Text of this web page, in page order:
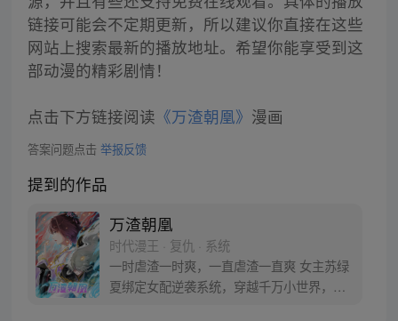
链接可能会不定期更新，所以建议你直接在这些
网站上搜索最新的播放地址。希望你能享受到这
部动漫的精彩剧情！
点击下方链接阅读 《万渣朝凰》 漫画
答案问题点击 举报反馈
提到的作品
万渣朝凰
时代漫王 · 复仇 · 系统
一时虐渣一时爽，一直虐渣一直爽 女主苏绿
夏绑定女配逆袭系统，穿越千万小世界，花